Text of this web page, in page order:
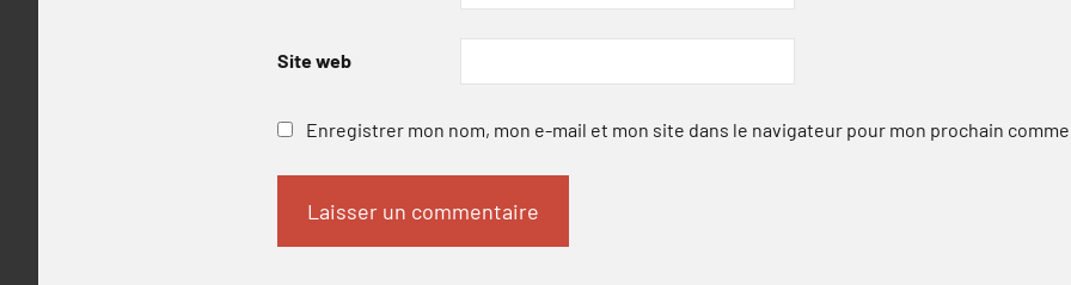
Site web
Enregistrer mon nom, mon e-mail et mon site dans le navigateur pour mon prochain